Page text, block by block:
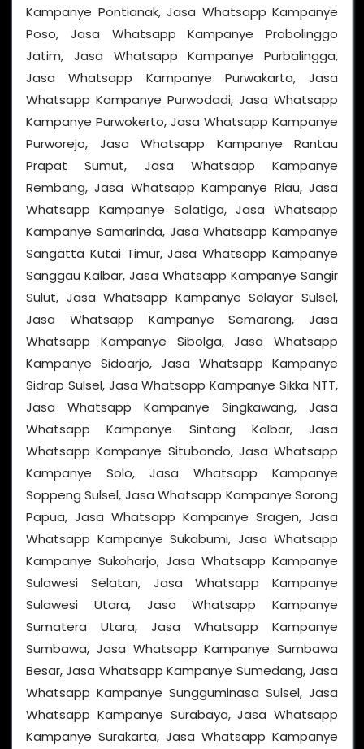
Kampanye Pontianak, Jasa Whatsapp Kampanye
Poso, Jasa Whatsapp Kampanye Probolinggo
Jatim, Jasa Whatsapp Kampanye Purbalingga,
Jasa Whatsapp Kampanye Purwakarta, Jasa
Whatsapp Kampanye Purwodadi, Jasa Whatsapp
Kampanye Purwokerto, Jasa Whatsapp Kampanye
Purworejo, Jasa Whatsapp Kampanye Rantau
Prapat Sumut, Jasa Whatsapp Kampanye
Rembang, Jasa Whatsapp Kampanye Riau, Jasa
Whatsapp Kampanye Salatiga, Jasa Whatsapp
Kampanye Samarinda, Jasa Whatsapp Kampanye
Sangatta Kutai Timur, Jasa Whatsapp Kampanye
Sanggau Kalbar, Jasa Whatsapp Kampanye Sangir
Sulut, Jasa Whatsapp Kampanye Selayar Sulsel,
Jasa Whatsapp Kampanye Semarang, Jasa
Whatsapp Kampanye Sibolga, Jasa Whatsapp
Kampanye Sidoarjo, Jasa Whatsapp Kampanye
Sidrap Sulsel, Jasa Whatsapp Kampanye Sikka NTT,
Jasa Whatsapp Kampanye Singkawang, Jasa
Whatsapp Kampanye Sintang Kalbar, Jasa
Whatsapp Kampanye Situbondo, Jasa Whatsapp
Kampanye Solo, Jasa Whatsapp Kampanye
Soppeng Sulsel, Jasa Whatsapp Kampanye Sorong
Papua, Jasa Whatsapp Kampanye Sragen, Jasa
Whatsapp Kampanye Sukabumi, Jasa Whatsapp
Kampanye Sukoharjo, Jasa Whatsapp Kampanye
Sulawesi Selatan, Jasa Whatsapp Kampanye
Sulawesi Utara, Jasa Whatsapp Kampanye
Sumatera Utara, Jasa Whatsapp Kampanye
Sumbawa, Jasa Whatsapp Kampanye Sumbawa
Besar, Jasa Whatsapp Kampanye Sumedang, Jasa
Whatsapp Kampanye Sungguminasa Sulsel, Jasa
Whatsapp Kampanye Surabaya, Jasa Whatsapp
Kampanye Surakarta, Jasa Whatsapp Kampanye